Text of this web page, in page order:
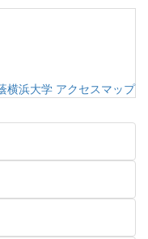
横浜大学 アクセスマップ